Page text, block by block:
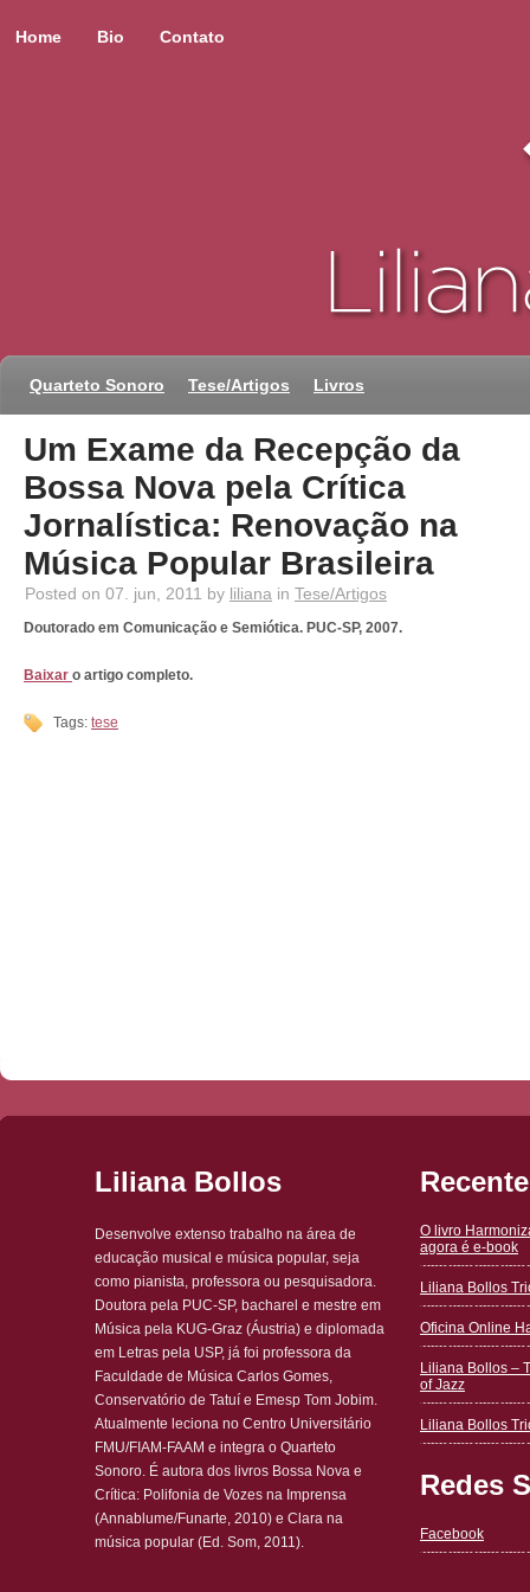
Home Bio Contato
Quarteto Sonoro Tese/Artigos Livros
Um Exame da Recepção da
Bossa Nova pela Crítica
Jornalística: Renovação na
Música Popular Brasileira
Posted on 07. jun, 2011 by liliana in Tese/Artigos
Doutorado em Comunicação e Semiótica. PUC-SP, 2007.
Baixar o artigo completo.
Tags: tese
Liliana Bollos
Desenvolve extenso trabalho na área de
educação musical e música popular, seja
como pianista, professora ou pesquisadora.
Doutora pela PUC-SP, bacharel e mestre em
Música pela KUG-Graz (Áustria) e diplomada
em Letras pela USP, já foi professora da
Faculdade de Música Carlos Gomes,
Conservatório de Tatuí e Emesp Tom Jobim.
Atualmente leciona no Centro Universitário
FMU/FIAM-FAAM e integra o Quarteto
Sonoro. É autora dos livros Bossa Nova e
Crítica: Polifonia de Vozes na Imprensa
(Annablume/Funarte, 2010) e Clara na
música popular (Ed. Som, 2011).
O livro
agora é e-book
Liliana Bollos
Oficina Online
Liliana Bollos –
of Jazz
Liliana Bollos
Redes
Facebook